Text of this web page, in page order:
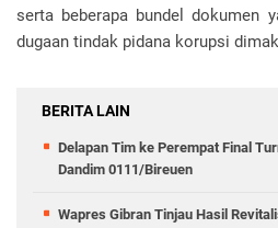
serta beberapa bundel dokumen
dugaan tindak pidana korupsi
BERITA LAIN
Delapan Tim ke Perempat Final
Dandim 0111/Bireuen
Wapres Gibran Tinjau Hasil